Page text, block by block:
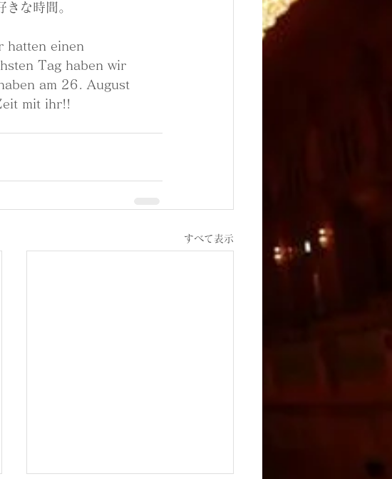
な時間。
hatten einen
Tag haben wir
am 26. August
mit ihr!!
すべて表示